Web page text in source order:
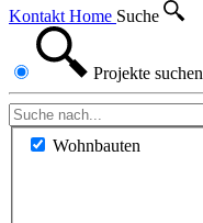
Kontakt Home Suche
Projekte suchen
Wohnbauten